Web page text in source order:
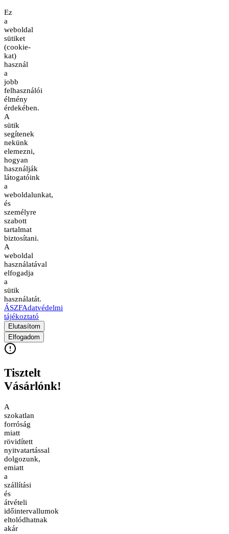
Ez
a
weboldal
sütiket
(cookie-
kat)
használ
a
jobb
felhasználói
élmény
érdekében.
A
sütik
segítenek
nekünk
elemezni,
hogyan
használják
látogatóink
a
weboldalunkat,
és
személyre
szabott
tartalmat
biztosítani.
A
weboldal
használatával
elfogadja
a
sütik
használatát.
ÁSZFAdatvédelmi
tájékoztató
Elutasítom
Elfogadom
Tisztelt
Vásárlónk!
A
szokatlan
forróság
miatt
rövidített
nyitvatartással
dolgozunk,
emiatt
a
szállítási
és
átvételi
időintervallumok
eltolódhatnak
akár